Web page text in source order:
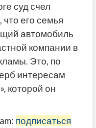
суд счел
его семья
автомобиль
компании в
Это, по
интересам
которой он
подписаться